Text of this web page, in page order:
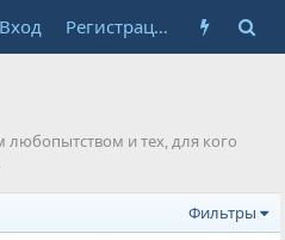
Вход Регистрация
и тех, для кого
Фильтры